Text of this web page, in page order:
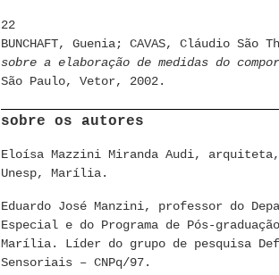
22
BUNCHAFT, Guenia; CAVAS, Cláudio São
sobre a elaboração de medidas do
São Paulo, Vetor, 2002.
sobre os autores
Eloísa Mazzini Miranda Audi, arquiteta,
Unesp, Marília.
Eduardo José Manzini, professor do
Especial e do Programa de Pós-
Marília. Líder do grupo de pesquisa
Sensoriais – CNPq/97.